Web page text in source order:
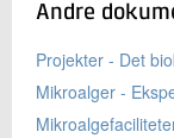
Andre
Projekter - Det
Mikroalger -